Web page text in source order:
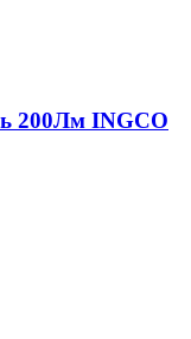
200Лм INGCO